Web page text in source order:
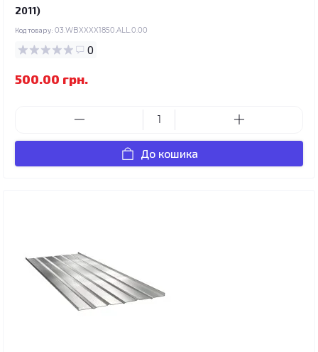
2011)
Код товару: 03.WBXXXX1850.ALL.0.00
0
500.00 грн.
До кошика